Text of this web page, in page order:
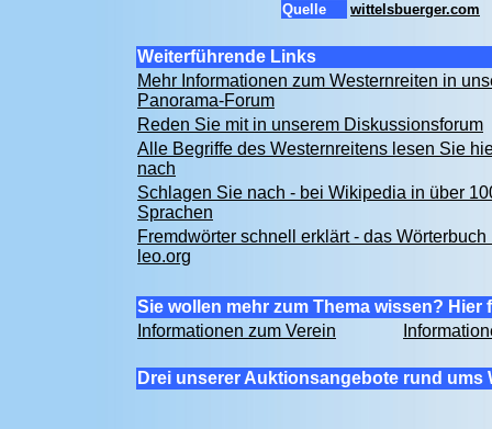
Quelle wittelsbuerger.com
Weiterführende Links
Mehr Informationen zum Westernreiten in
Panorama-Forum
Reden Sie mit in unserem Diskussionsforum
Alle Begriffe des Westernreitens lesen Sie
nach
Schlagen Sie nach - bei Wikipedia in über
Sprachen
Fremdwörter schnell erklärt - das Wörterbuch
leo.org
Sie wollen mehr zum Thema wissen? Hier
Informationen zum Verein
Drei unserer Auktionsangebote rund ums